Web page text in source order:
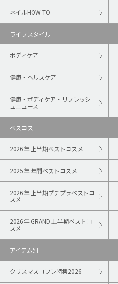
ネイルHOW TO
ライフスタイル
ボディケア
健康・ヘルスケア
健康・ボディケア・リフレッシ
ュニュース
ベスコス
2026年 上半期ベストコスメ
2025年 年間ベストコスメ
2026年 上半期プチプラベストコ
スメ
2026年 GRAND 上半期ベストコ
スメ
アイテム別
クリスマスコフレ特集2026